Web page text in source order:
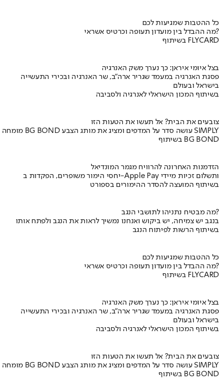
כל ההטבות שמגיעות לכם
מה ההבדל בין מועדון תעופה וכרטיס אשראי?
בשיתוף FLYCARD
בצל איומי איראן: כך נערך משק האנרגיה
פסגת האנרגיה במעמד שגריר ארה"ב, שר האנרגיה ובכירי התעשייה
בישראל ובעולם
בשיתוף המכון הישראלי לאנרגיה ולסביבה
צובעים את הבית? אל תעשו את הטעות הזו
מומחה BG BOND עושה סדר על המדפים ומציג את מותג הצבע SIMPLY
בשיתוף BG BOND
הזדמנות האחרונה להרוויח מגמר המונדיאל
יחסי הימור משופרים, הפקדות ב-Apple Pay ותשלום זכיות מיידי
בשיתוף המועצה להסדר ההימורים בספורט
מה מבטיח נתניהו לתושבי הנגב?
בנגב יש צמיחה, יש ביקוש ואנחנו נמשיך לראות את הנגב ולפתח אותו
בשיתוף הרשות לפיתוח הנגב
כל ההטבות שמגיעות לכם
מה ההבדל בין מועדון תעופה וכרטיס אשראי?
בשיתוף FLYCARD
בצל איומי איראן: כך נערך משק האנרגיה
פסגת האנרגיה במעמד שגריר ארה"ב, שר האנרגיה ובכירי התעשייה
בישראל ובעולם
בשיתוף המכון הישראלי לאנרגיה ולסביבה
צובעים את הבית? אל תעשו את הטעות הזו
מומחה BG BOND עושה סדר על המדפים ומציג את מותג הצבע SIMPLY
בשיתוף BG BOND